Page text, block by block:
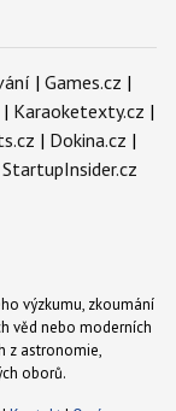
| Games.cz |
| Karaoketexty.cz |
| Dokina.cz |
StartupInsider.cz
výzkumu, zkoumání
věd nebo moderních
z astronomie,
oborů.